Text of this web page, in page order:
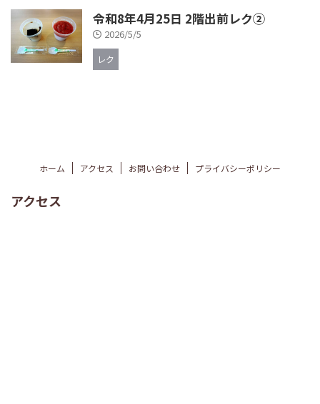
令和8年4月25日 2階出前レク②
2026/5/5
レク
ホーム アクセス お問い合わせ プライバシーポリシー
アクセス